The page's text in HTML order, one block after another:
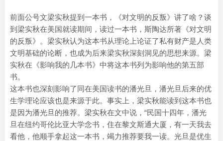
前面公号文梁实秋提到一本书，《对文明的反叛》讲了啥？谈
到梁实秋在美国就读期间，读过一本书，斯陶达所著《对文明
的反叛》。梁实秋认为这本书从理论上论证了私有财产是人类
文明基础的论断，也成为后来梁实秋深刻洞见的思想来源。梁
实秋在《影响我的几本书》中将这本书列为影响他的第五部
书。
这本书也深刻影响了同在美国读书的潘光旦，潘光旦后来的优
生学理论应该也是来源于此。事实上，梁实秋能读到这本书也
是因为潘光旦的推荐。梁实秋在文中说，“民国十四年，潘光
旦在纽约哥伦比亚大学念书，住在黎文斯通大厦，有一天我去
看他，他顺手拿起这一本书，竭力推荐要我一读。光旦是优生